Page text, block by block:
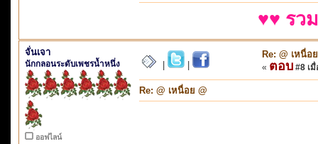
♥♥ รว
จั่นเจา
นักกลอนระดับเพชรน้ำหนึ่ง
ออฟไลน์
Re: @ เหนื่อ
« ตอบ #8 เมื่
Re: @ เหนื่อย @